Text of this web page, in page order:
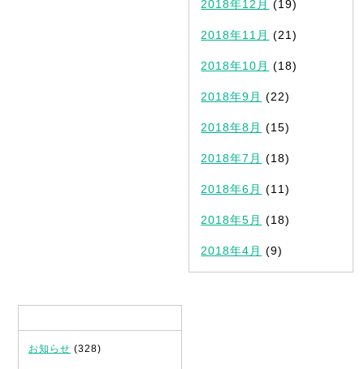
2018年12月 (19)
2018年11月 (21)
2018年10月 (18)
2018年9月 (22)
2018年8月 (15)
2018年7月 (18)
2018年6月 (11)
2018年5月 (18)
2018年4月 (9)
お知らせ (328)